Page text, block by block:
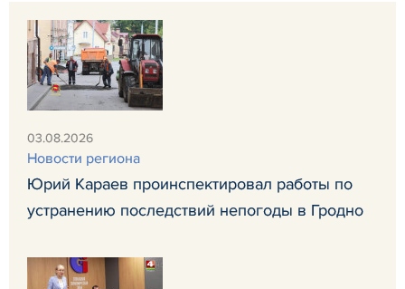
03.08.2026
Новости региона
Юрий Караев проинспектировал работы по
устранению последствий непогоды в Гродно